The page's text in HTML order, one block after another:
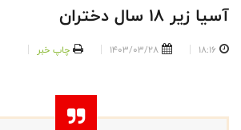
آسیا زیر ۱۸ سال دختران
18:16
1403/03/28 چاپ خبر